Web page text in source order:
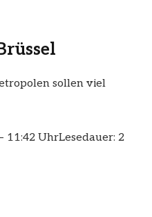
sollen viel
11:42 UhrLesedauer: 2